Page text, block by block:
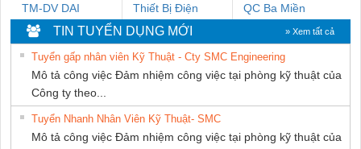
TM-DV DAI
DONG THANH
Thiết Bị Điện
Nam Quốc Thịnh
QC Ba Miền
TIN TUYỂN DỤNG MỚI » Xem tất cả
Tuyển gấp nhân viên Kỹ Thuật - Cty SMC Engineering
Mô tả công việc Đảm nhiệm công việc tại phòng kỹ thuật của
Công ty theo...
Tuyển Nhanh Nhân Viên Kỹ Thuật- SMC
Mô tả công việc Đảm nhiệm công việc tại phòng kỹ thuật của